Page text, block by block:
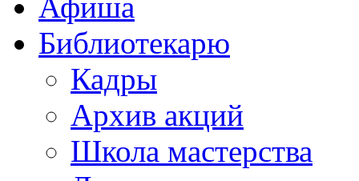
Библиотекарю
Кадры
Архив акций
Школа мастерства